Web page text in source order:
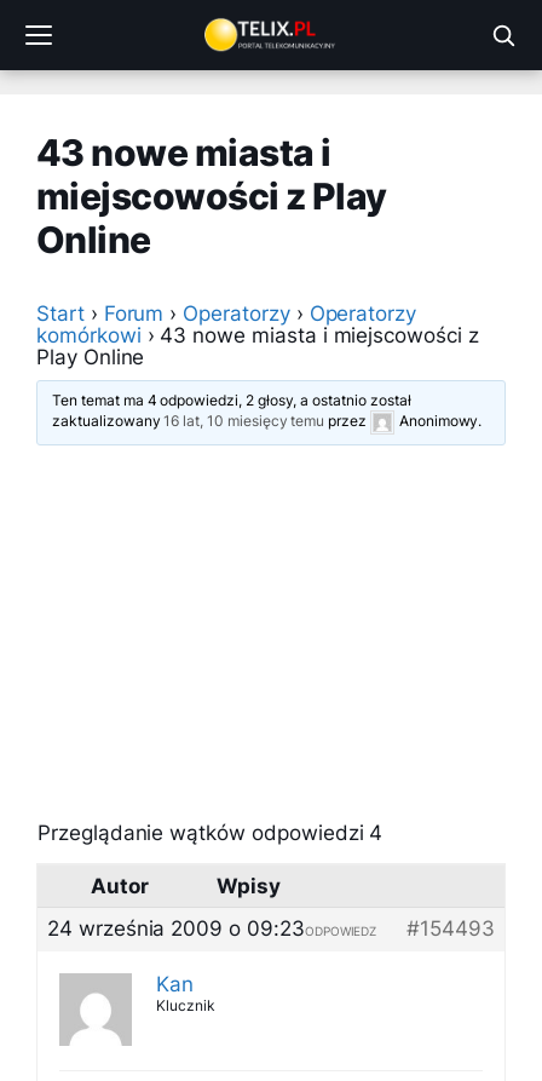
treści
43 nowe miasta i
miejscowości z Play
Online
Start › Forum › Operatorzy › Operatorzy
komórkowi › 43 nowe miasta i miejscowości z
Play Online
Ten temat ma 4 odpowiedzi, 2 głosy, a ostatnio został
zaktualizowany16 lat, 10 miesięcy temu przez Anonimowy.
Przeglądanie wątków odpowiedzi 4
Autor
Wpisy
24 września 2009 o 09:23
#154493
ODPOWIEDZ
Kan
Klucznik